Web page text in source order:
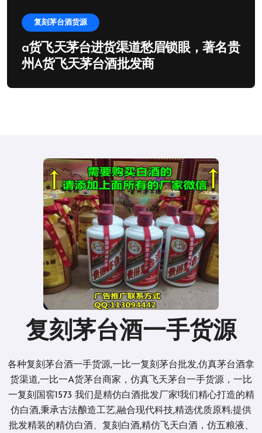
复刻茅台酒货源
a货飞天茅台进货渠道愁眉锁眼，著名贵
州A货飞天茅台酒批发商
复刻茅台酒一手货源
各种复刻茅台酒一手货源,一比一复刻茅台批发,仿真茅台酒拿
货渠道,一比一A货茅台商家，仿真飞天茅台一手货源，一比
一复刻国窖1573 我们是精仿白酒批发厂家!我们精心打造的精
仿白酒,秉承古法酿造工艺,融合现代科技,精选优质原料;提供
批发精装的精仿白酒、复刻白酒,精仿飞天白酒，仿五粮液、